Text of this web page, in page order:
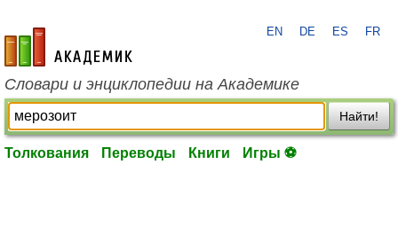
academic.ru
EN DE ES FR
Словари и энциклопедии на Академике
Найти!
Толкования Переводы Книги Игры ⚽